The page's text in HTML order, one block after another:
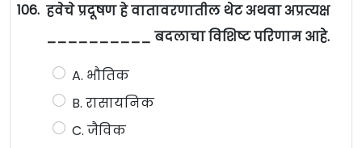
106. हवेचे प्रदूषण हे वातावरणातील थेट अथवा अप्रत्यक्ष
__________ बदलाचा विशिष्ट परिणाम आहे.
A. भौतिक
B. रासायनिक
C. जैविक